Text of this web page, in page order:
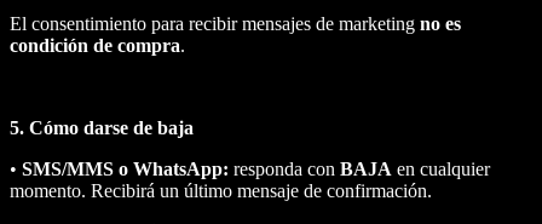
El consentimiento para recibir mensajes de marketing no es
condición de compra.
5. Cómo darse de baja
• SMS/MMS o WhatsApp: responda con BAJA en cualquier
momento. Recibirá un último mensaje de confirmación.